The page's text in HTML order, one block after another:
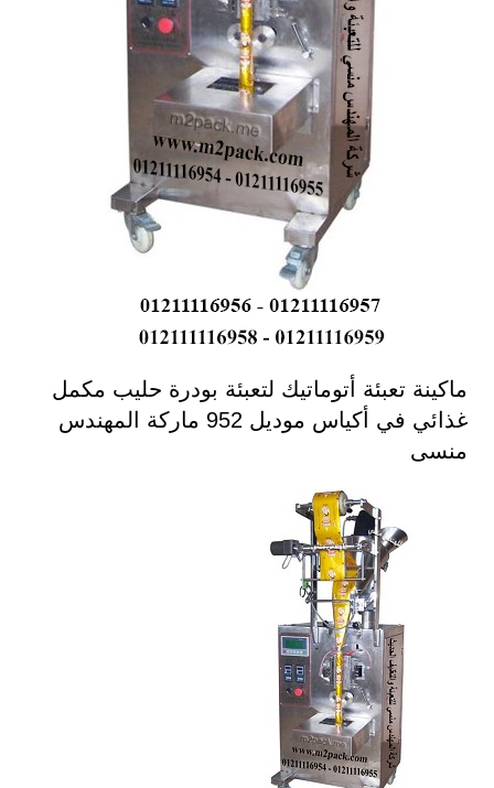
ماكينة تعبئة أتوماتيك لتعبئة بودرة حليب مكمل
غذائي في أكياس موديل 952 ماركة المهندس
منسى